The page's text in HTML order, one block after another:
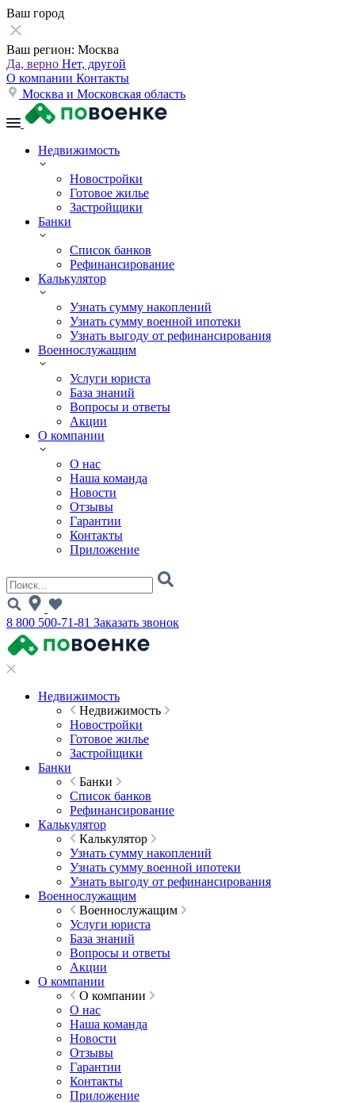
Ваш город
Ваш регион: Москва
Да, верно Нет, другой
О компании Контакты
Москва и Московская область
Недвижимость
Новостройки
Готовое жилье
Застройщики
Банки
Список банков
Рефинансирование
Калькулятор
Узнать сумму накоплений
Узнать сумму военной ипотеки
Узнать выгоду от рефинансирования
Военнослужащим
Услуги юриста
База знаний
Вопросы и ответы
Акции
О компании
О нас
Наша команда
Новости
Отзывы
Гарантии
Контакты
Приложение
8 800 500-71-81 Заказать звонок
Недвижимость
Недвижимость
Новостройки
Готовое жилье
Застройщики
Банки
Банки
Список банков
Рефинансирование
Калькулятор
Калькулятор
Узнать сумму накоплений
Узнать сумму военной ипотеки
Узнать выгоду от рефинансирования
Военнослужащим
Военнослужащим
Услуги юриста
База знаний
Вопросы и ответы
Акции
О компании
О компании
О нас
Наша команда
Новости
Отзывы
Гарантии
Контакты
Приложение